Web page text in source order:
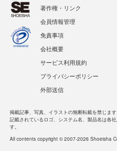
著作権・リンク
会員情報管理
免責事項
会社概要
サービス利用規約
プライバシーポリシー
外部送信
掲載記事、写真、イラストの無断転載を禁じます
記載されているロゴ、システム名、製品名は各
す。
All contents copyright © 2007-2026 Shoeisha